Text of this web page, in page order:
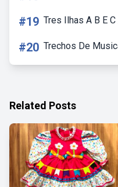
#19 Tres Ilhas A B E
#20 Trechos De
Related Posts